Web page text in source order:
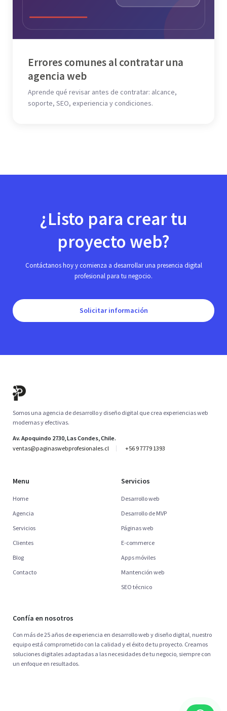
Errores comunes al contratar una
agencia web
Aprende qué revisar antes de contratar: alcance,
soporte, SEO, experiencia y condiciones.
¿Listo para crear tu
proyecto web?
Contáctanos hoy y comienza a desarrollar una presencia digital
profesional para tu negocio.
Solicitar información
Somos una agencia de desarrollo y diseño digital que crea experiencias web
modernas y efectivas.
Av. Apoquindo 2730, Las Condes, Chile.
ventas@paginaswebprofesionales.cl
+56 9 7779 1393
Menu
Home
Agencia
Servicios
Clientes
Blog
Contacto
Servicios
Desarrollo web
Desarrollo de MVP
Páginas web
E-commerce
Apps móviles
Mantención web
SEO técnico
Confía en nosotros
Con más de 25 años de experiencia en desarrollo web y diseño digital, nuestro
equipo está comprometido con la calidad y el éxito de tu proyecto. Creamos
soluciones digitales adaptadas a las necesidades de tu negocio, siempre con
un enfoque en resultados.